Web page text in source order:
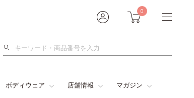
0
検
ボディウェア 店舗情報 マガジン